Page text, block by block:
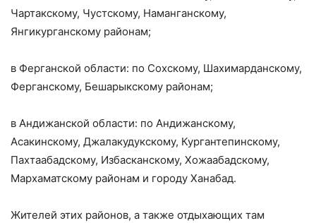
Чартакскому, Чустскому, Наманганскому,
Янгикурганскому районам;
в Ферганской области: по Сохскому, Шахимарданскому,
Ферганскому, Бешарыкскому районам;
в Андижанской области: по Андижанскому,
Асакинскому, Джалакудукскому, Кургантепинскому,
Пахтаабадскому, Избасканскому, Хожаабадскому,
Мархаматскому районам и городу Ханабад.
Жителей этих районов, а также отдыхающих там